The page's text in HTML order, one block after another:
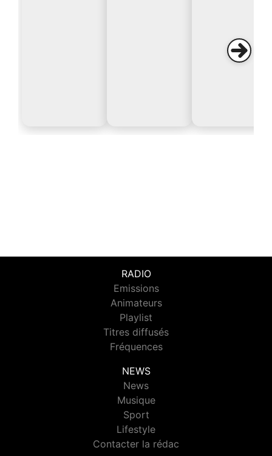
RADIO
Emissions
Animateurs
Playlist
Titres diffusés
Fréquences
NEWS
News
Musique
Sport
Lifestyle
Contacter la rédac